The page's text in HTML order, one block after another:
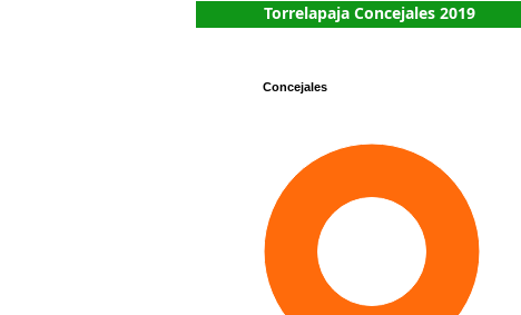
Torrelapaja Concejales 2019
Concejales